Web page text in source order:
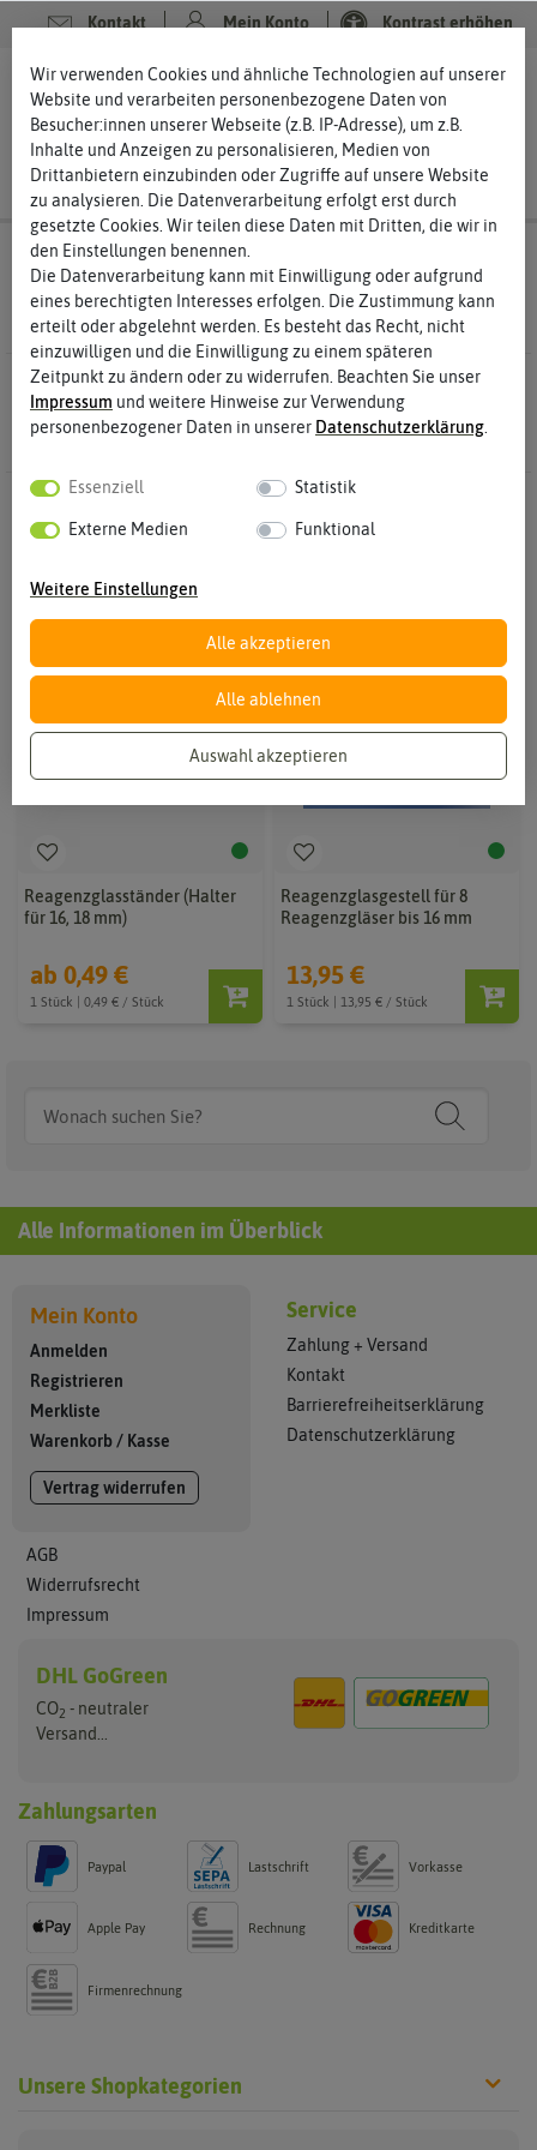
Kontakt Mein Konto Kontrast erhöhen
0 0
Halter, Ständer & Klammern
Reagenzglashalter- & ständer aus Kunststoff
2 ErgebnisseGefunden in aus Kunststoff
Reagenzglasständer (Halter
für 16, 18 mm)
ab 0,49 €
1 Stück | 0,49 € / Stück
Reagenzglasgestell für 8
Reagenzgläser bis 16 mm
13,95 €
1 Stück | 13,95 € / Stück
Filter
Alle Informationen im Überblick
Mein Konto
Anmelden
Registrieren
Merkliste
Warenkorb / Kasse
Vertrag widerrufen
AGB
Widerrufsrecht
Impressum
Service
Zahlung + Versand
Kontakt
Barrierefreiheitserklärung
Datenschutzerklärung
DHL GoGreen
CO2 - neutraler
Versand...
Zahlungsarten
Paypal Lastschrift Vorkasse
Apple Pay Rechnung Kreditkarte
Firmenrechnung
Unsere Shopkategorien
Wir verwenden Cookies und ähnliche Technologien auf unserer
Website und verarbeiten personenbezogene Daten von
Besucher:innen unserer Webseite (z.B. IP-Adresse), um z.B.
Inhalte und Anzeigen zu personalisieren, Medien von
Drittanbietern einzubinden oder Zugriffe auf unsere Website
zu analysieren. Die Datenverarbeitung erfolgt erst durch
gesetzte Cookies. Wir teilen diese Daten mit Dritten, die wir in
den Einstellungen benennen.
Die Datenverarbeitung kann mit Einwilligung oder aufgrund
eines berechtigten Interesses erfolgen. Die Zustimmung kann
erteilt oder abgelehnt werden. Es besteht das Recht, nicht
einzuwilligen und die Einwilligung zu einem späteren
Zeitpunkt zu ändern oder zu widerrufen. Beachten Sie unser
Impressum und weitere Hinweise zur Verwendung
personenbezogener Daten in unserer Daten­schutz­erklärung.
Essenziell Statistik
Externe Medien Funktional
Weitere Einstellungen
Alle akzeptieren
Alle ablehnen
Auswahl akzeptieren